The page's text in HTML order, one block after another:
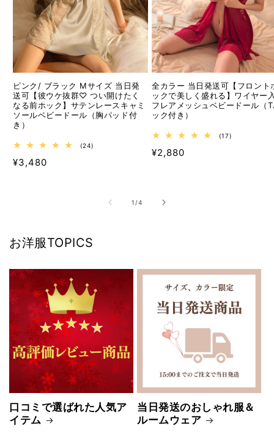
ピンク/ ブラック Mサイズ 当日発
送可【彼ウケ抜群♡ つい開けたく
なる前ホック】サテンレースキャミ
ソールベビードール（胸パッド付
き）
(24)
通
¥3,480
全カラー 当日発送可【フロント
ックで美しく盛れる】ワイヤー
フレアメッシュベビードール（
ック付き）
(17)
通
¥2,880
1 /の
4
お洋服TOPICS
口コミで選ばれた人気ア
イテム
当日発送のおしゃれ服＆
ルームウェア